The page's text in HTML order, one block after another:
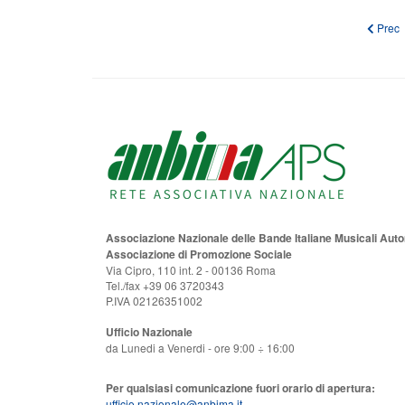
Prec
Associazione Nazionale delle Bande Italiane Musicali
Associazione di Promozione Sociale
Via Cipro, 110 int. 2 - 00136 Roma
Tel./fax +39 06 3720343
P.IVA 02126351002
Ufficio Nazionale
da Lunedi a Venerdi - ore 9:00 ÷ 16:00
Per qualsiasi comunicazione fuori orario di apertura: